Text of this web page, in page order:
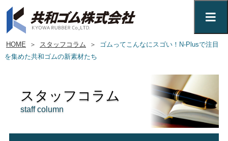
HOME ＞ スタッフコラム ＞
ゴムってこんなにスゴい！N-Plusで注目
を集めた共和ゴムの新素材たち
スタッフコラム
staff column